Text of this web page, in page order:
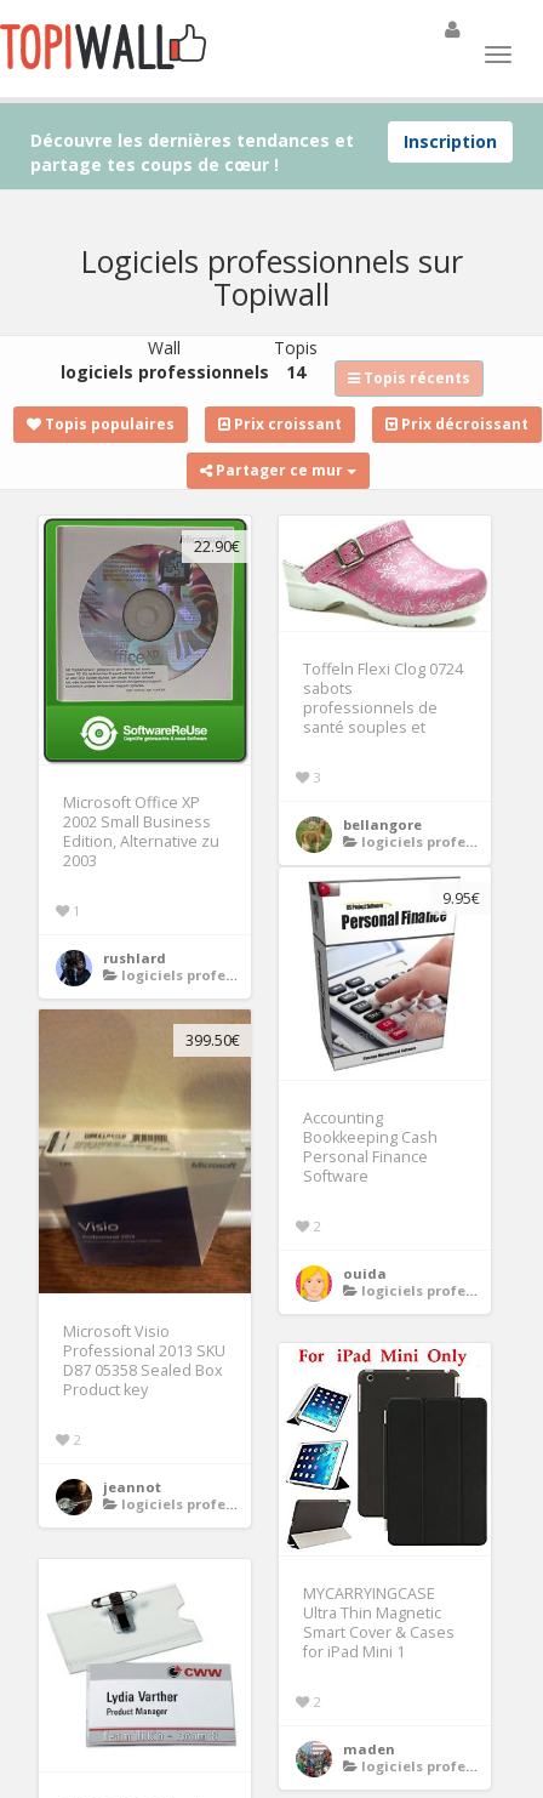
Inscription
Découvre les dernières tendances et
partage tes coups de cœur !
Logiciels professionnels sur
Topiwall
Wall
logiciels professionnels
Topis
14
Topis récents
Topis populaires Prix croissant Prix décroissant
Partager ce mur
22.90€
Microsoft Office XP
2002 Small Business
Edition, Alternative zu
2003
1
rushlard
logiciels professionnels
Toffeln Flexi Clog 0724
sabots
professionnels de
santé souples et
3
bellangore
logiciels professionnels
9.95€
Accounting
Bookkeeping Cash
Personal Finance
Software
2
ouida
logiciels professionnels
399.50€
Microsoft Visio
Professional 2013 SKU
D87 05358 Sealed Box
Product key
2
jeannot
logiciels professionnels
MYCARRYINGCASE
Ultra Thin Magnetic
Smart Cover & Cases
for iPad Mini 1
2
maden
logiciels professionnels